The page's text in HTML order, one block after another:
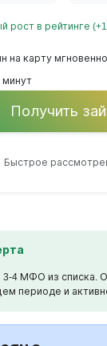
рост в рейтинге
на карту мгновенно
минут
Получить
Быстрое
3-4 МФО из списка.
периоде и